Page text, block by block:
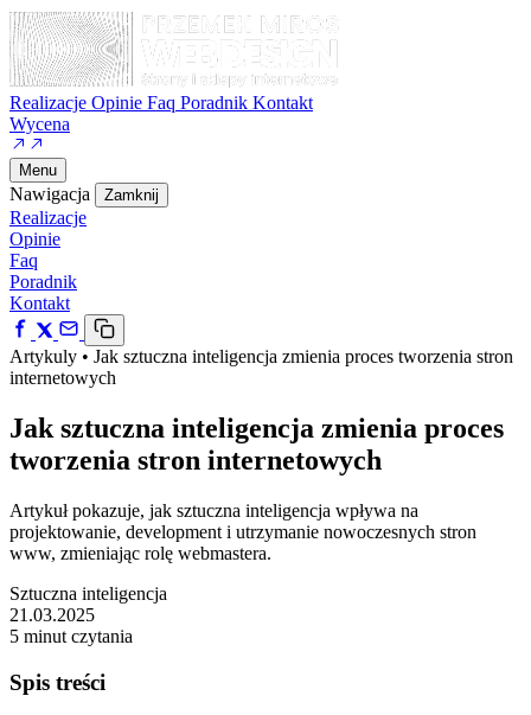
Realizacje Opinie Faq Poradnik Kontakt
Wycena
Menu
Nawigacja Zamknij
Realizacje
Opinie
Faq
Poradnik
Kontakt
Artykuly • Jak sztuczna inteligencja zmienia proces tworzenia stron
internetowych
Jak sztuczna inteligencja zmienia proces
tworzenia stron internetowych
Artykuł pokazuje, jak sztuczna inteligencja wpływa na
projektowanie, development i utrzymanie nowoczesnych stron
www, zmieniając rolę webmastera.
Sztuczna inteligencja
21.03.2025
5 minut czytania
Spis treści